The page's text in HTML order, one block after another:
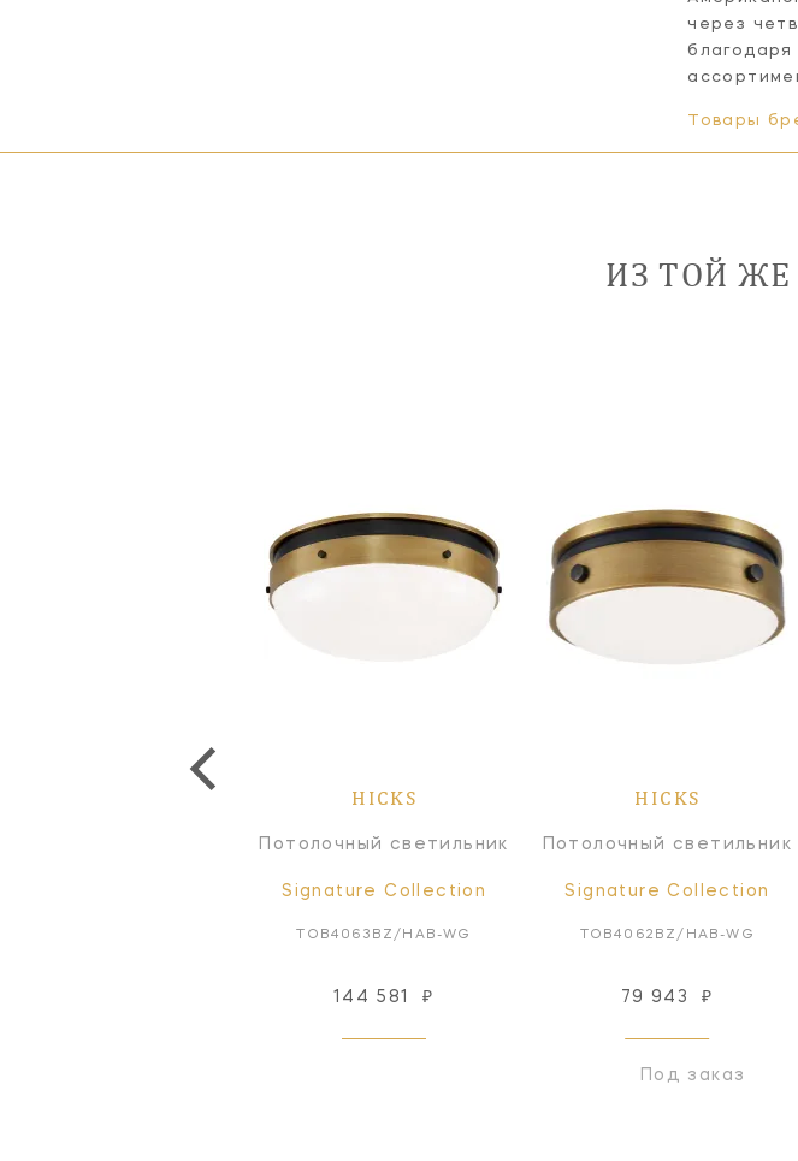
через
Товары
ИЗ ТОЙ
HICKS
Потолочный светильник
Signature Collection
TOB4063BZ/HAB-WG
144 581 ₽
HICKS
Потолочный светильник
Signature Collection
TOB4062BZ/HAB-WG
79 943 ₽
Под заказ